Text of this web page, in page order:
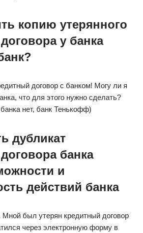
копию утерянного
у банка
договор с банком! Могу ли я
что для этого нужно сделать?
нет, банк Тенькофф)
дубликат
банка
и
действий банка
был утерян кредитный договор
через электронную форму в